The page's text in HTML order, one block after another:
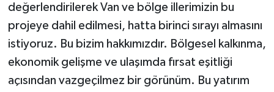
değerlendirilerek Van ve bölge illerimizin bu
projeye dahil edilmesi, hatta birinci sırayı almasını
istiyoruz. Bu bizim hakkımızdır. Bölgesel kalkınma,
ekonomik gelişme ve ulaşımda fırsat eşitliği
açısından vazgeçilmez bir görünüm. Bu yatırım